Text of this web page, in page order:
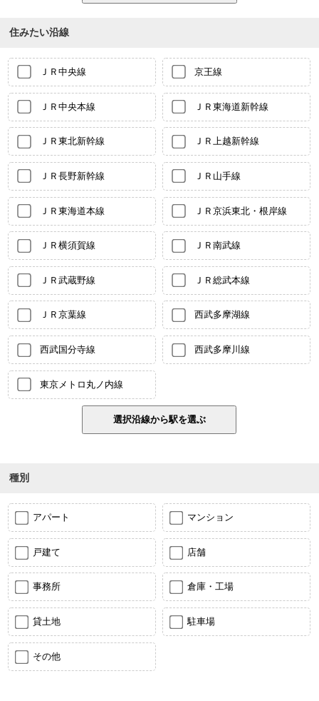
住みたい沿線
ＪＲ中央線 京王線
ＪＲ中央本線 ＪＲ東海道新幹線
ＪＲ東北新幹線 ＪＲ上越新幹線
ＪＲ長野新幹線 ＪＲ山手線
ＪＲ東海道本線 ＪＲ京浜東北・根岸線
ＪＲ横須賀線 ＪＲ南武線
ＪＲ武蔵野線 ＪＲ総武本線
ＪＲ京葉線 西武多摩湖線
西武国分寺線 西武多摩川線
東京メトロ丸ノ内線
種別
アパート マンション
戸建て 店舗
事務所 倉庫・工場
貸土地 駐車場
その他